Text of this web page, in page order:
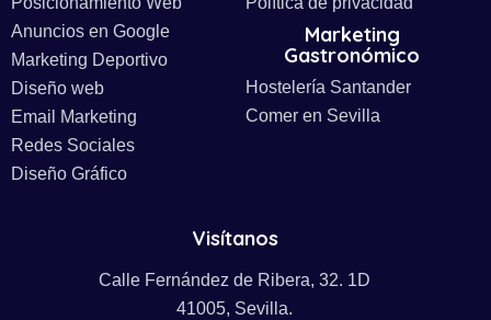
Anuncios en Google
Marketing Deportivo
Diseño web
Email Marketing
Redes Sociales
Diseño Gráfico
Marketing
Gastronómico
Hostelería Santander
Comer en Sevilla
Visítanos
Calle Fernández de Ribera, 32. 1D
41005, Sevilla.